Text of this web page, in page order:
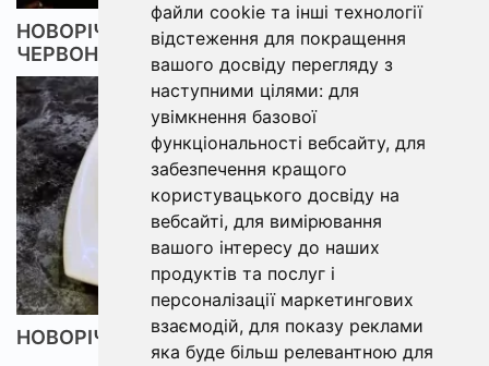
файли cookie та інші технології
відстеження для покращення
вашого досвіду перегляду з
наступними цілями: для
увімкнення базової
функціональності вебсайту, для
забезпечення кращого
користувацького досвіду на
вебсайті, для вимірювання
вашого інтересу до наших
продуктів та послуг і
персоналізації маркетингових
взаємодій, для показу реклами
яка буде більш релевантною для
НОВОРІЧНИЙ САЛАТ З КРЕВЕТКАМИ ТА
ЧЕРВОНОЮ РИБОЮ
НОВОРІЧНИЙ САЛАТ З ЧЕРВОНОЇ РИБИ